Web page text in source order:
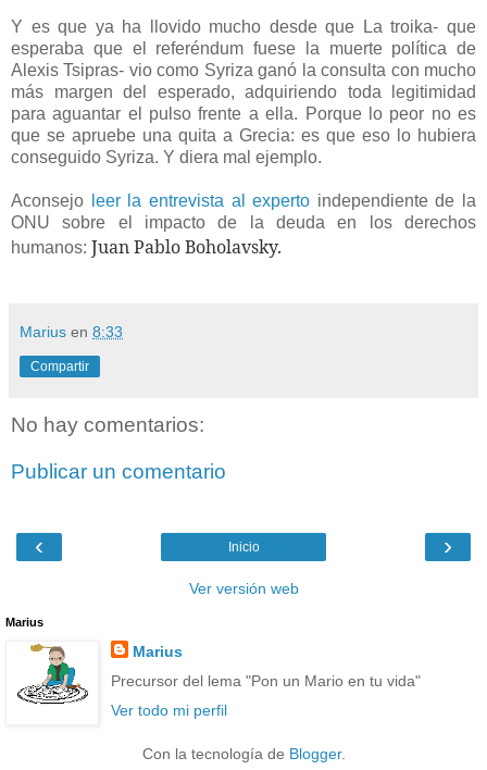
Y es que ya ha llovido mucho desde que La troika- que
esperaba que el referéndum fuese la muerte política de
Alexis Tsipras- vio como Syriza ganó la consulta con mucho
más margen del esperado, adquiriendo toda legitimidad
para aguantar el pulso frente a ella. Porque lo peor no es
que se apruebe una quita a Grecia: es que eso lo hubiera
conseguido Syriza. Y diera mal ejemplo.
Aconsejo leer la entrevista al experto independiente de la
ONU sobre el impacto de la deuda en los derechos
humanos: Juan Pablo Boholavsky.
Marius en 8:33
Compartir
No hay comentarios:
Publicar un comentario
‹ ›
Inicio
Ver versión web
Marius
Marius
Precursor del lema "Pon un Mario en tu vida"
Ver todo mi perfil
Con la tecnología de Blogger.